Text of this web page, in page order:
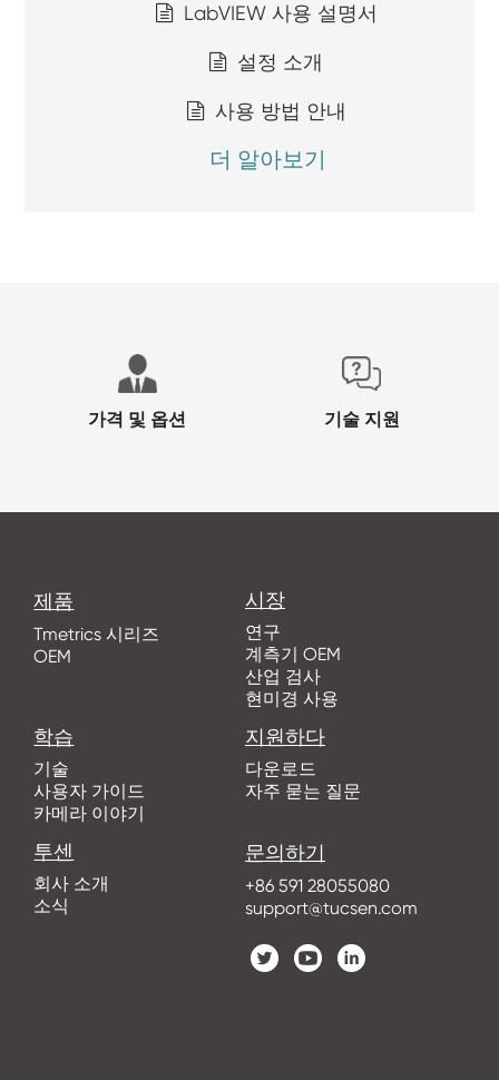
LabVIEW 사용 설명서
설정 소개
사용 방법 안내
더 알아보기
가격 및 옵션 기술 지원
제품
Tmetrics 시리즈
OEM
시장
연구
계측기 OEM
산업 검사
현미경 사용
학습
기술
사용자 가이드
카메라 이야기
지원하다
다운로드
자주 묻는 질문
투센
회사 소개
소식
문의하기
+86 591 28055080
support@tucsen.com